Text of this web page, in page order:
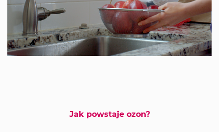
Jak powstaje ozon?